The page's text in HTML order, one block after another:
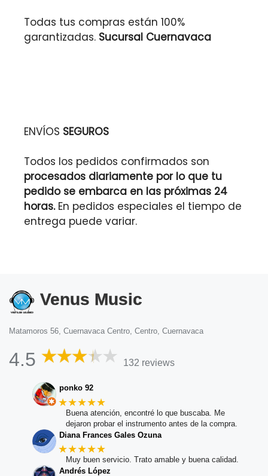
Todas tus compras están 100%
garantizadas. Sucursal Cuernavaca
ENVÍOS SEGUROS
Todos los pedidos confirmados son
procesados diariamente por lo que tu
pedido se embarca en las próximas 24
horas.En pedidos especiales el tiempo de
entrega puede variar.
Venus Music
Matamoros 56, Cuernavaca Centro, Centro, Cuernavaca
4.5 132 reviews
ponko 92
★★★★★
Buena atención, encontré lo que buscaba. Me
dejaron probar el instrumento antes de la compra.
Diana Frances Gales Ozuna
★★★★★
Muy buen servicio. Trato amable y buena calidad.
Andrés López